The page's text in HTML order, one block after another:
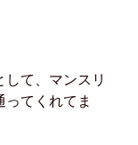
て、マンスリ
てくれてま